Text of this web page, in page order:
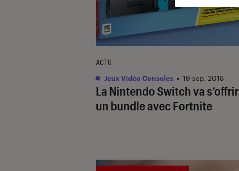
La Nintendo Switch va s’offrir
un bundle avec Fortnite
ACTU
Jeux Vidéo Consoles • 19 sep. 2018